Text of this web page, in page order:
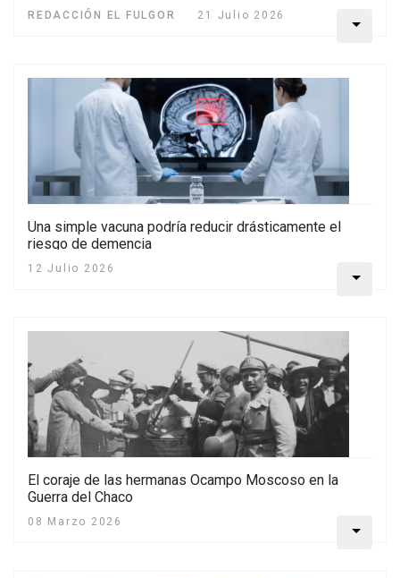
REDACCIÓN EL FULGOR 21 Julio 2026
Una simple vacuna podría reducir drásticamente el
riesgo de demencia
12 Julio 2026
El coraje de las hermanas Ocampo Moscoso en la
Guerra del Chaco
08 Marzo 2026